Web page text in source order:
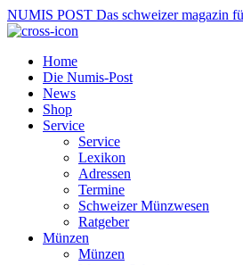
NUMIS POST Das schweizer magazin
Home
Die Numis-Post
News
Shop
Service
Service
Lexikon
Adressen
Termine
Schweizer Münzwesen
Ratgeber
Münzen
Münzen